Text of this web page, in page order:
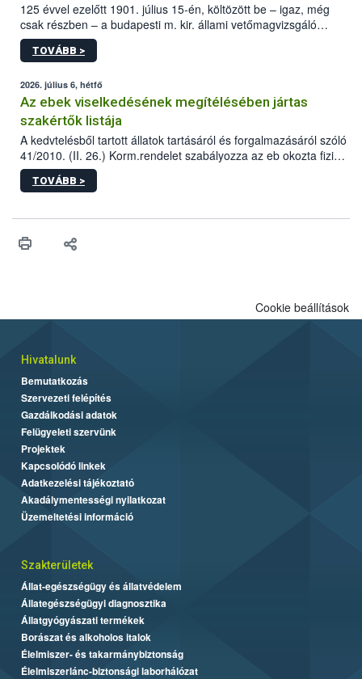
125 évvel ezelőtt 1901. július 15-én, költözött be – igaz, még
csak részben – a budapesti m. kir. állami vetőmagvizsgáló
állomás a Kis Rókus utca 15. szám alatti, Czigler Győző által
tervezett új épületébe.
TOVÁBB >
2026. július 6, hétfő
Az ebek viselkedésének megítélésében jártas
szakértők listája
A kedvtelésből tartott állatok tartásáról és forgalmazásáról szóló
41/2010. (II. 26.) Korm.rendelet szabályozza az eb okozta fizikai
sérülés, illetve ennek veszélye keletkezésekor felmerülő
hatósági feladatokat, valamint a veszélyes eb tartását és annak
vonni az ebek viselkedésének megítélésében jártas szakértőt.
TOVÁBB >
Cookie beállítások
Hivatalunk
Bemutatkozás
Szervezeti felépítés
Gazdálkodási adatok
Felügyeleti szervünk
Projektek
Kapcsolódó linkek
Adatkezelési tájékoztató
Akadálymentességi nyilatkozat
Üzemeltetési információ
Szakterületek
Állat-egészségügy és állatvédelem
Állategészségügyi diagnosztika
Állatgyógyászati termékek
Borászat és alkoholos italok
Élelmiszer- és takarmánybiztonság
Élelmiszerlánc-biztonsági laborhálózat